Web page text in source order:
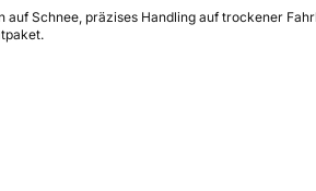
Schnee, präzises Handling auf trockener